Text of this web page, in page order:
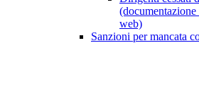
web)
Sanzioni per mancata